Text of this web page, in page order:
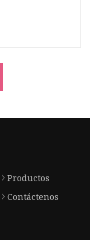
Productos
Contáctenos